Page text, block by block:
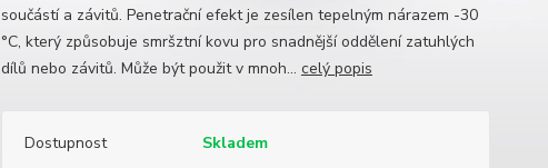
součástí a závitů. Penetrační efekt je zesílen tepelným nárazem -30
°C, který způsobuje smršztní kovu pro snadnější oddělení zatuhlých
dílů nebo závitů. Může být použit v mnoh... celý popis
Dostupnost
Skladem